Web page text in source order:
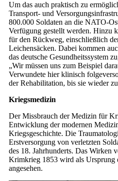
Um das auch praktisch zu
Transport- und
800.000 Soldaten an die NATO-
Verfügung gestellt werden. Hinzu
für den Rückweg, einschließlich
Leichensäcken. Dabei kommen
das deutsche Gesundheitssystem
„Wir müssen uns zum Beispiel
Verwundete hier klinisch
der Rehabilitation, bis sie wieder
Kriegsmedizin
Der Missbrauch der Medizin für
Entwicklung der modernen
Kriegsgeschichte. Die
Erstversorgung von verletzten
des 18. Jahrhunderts. Das Wirken
Krimkrieg 1853 wird als Ursprung
angesehen.